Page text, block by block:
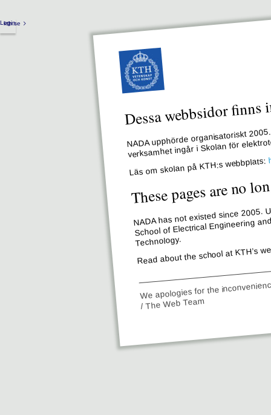
kth.se
Login
Dessa webbsidor
NADA upphörde organisatoriskt
verksamhet ingår i Skolan för
Läs om skolan på KTH:s webbplats:
These pages are no
NADA has not existed since
School of Electrical Engineering
Technology.
Read about the school at KTH’s
We apologies for the
/ The Web Team